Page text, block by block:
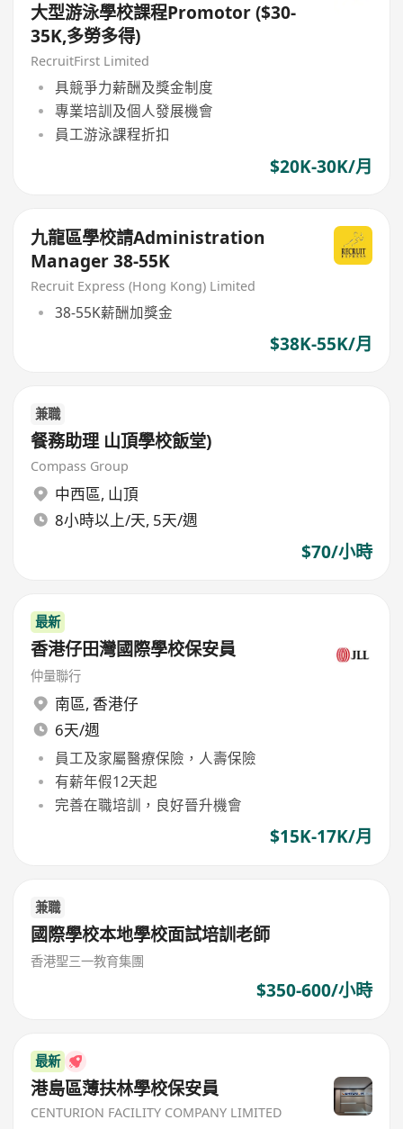
大型游泳學校課程Promotor ($30-
35K,多勞多得)
RecruitFirst Limited
具競爭力薪酬及獎金制度
專業培訓及個人發展機會
員工游泳課程折扣
$20K-30K/月
九龍區學校請Administration
Manager 38-55K
Recruit Express (Hong Kong) Limited
38-55K薪酬加獎金
$38K-55K/月
兼職
餐務助理 山頂學校飯堂)
Compass Group
中西區, 山頂
8小時以上/天, 5天/週
$70/小時
最新
香港仔田灣國際學校保安員
仲量聯行
南區, 香港仔
6天/週
員工及家屬醫療保險，人壽保險
有薪年假12天起
完善在職培訓，良好晉升機會
$15K-17K/月
兼職
國際學校本地學校面試培訓老師
香港聖三一教育集團
$350-600/小時
最新
港島區薄扶林學校保安員
CENTURION FACILITY COMPANY LIMITED